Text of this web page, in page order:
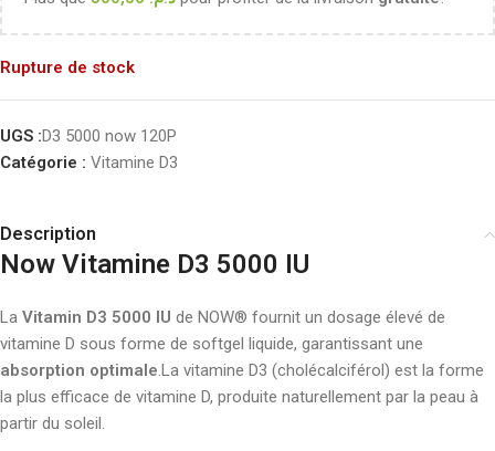
Rupture de stock
UGS :D3 5000 now 120P
Catégorie : Vitamine D3
Description
Now Vitamine D3 5000 IU
La Vitamin D3 5000 IU de NOW® fournit un dosage élevé de
vitamine D sous forme de softgel liquide, garantissant une
absorption optimale.La vitamine D3 (cholécalciférol) est la forme
la plus efficace de vitamine D, produite naturellement par la peau à
partir du soleil.